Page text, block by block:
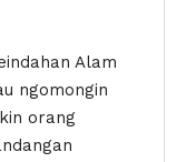
Alam
ngomongin
orang